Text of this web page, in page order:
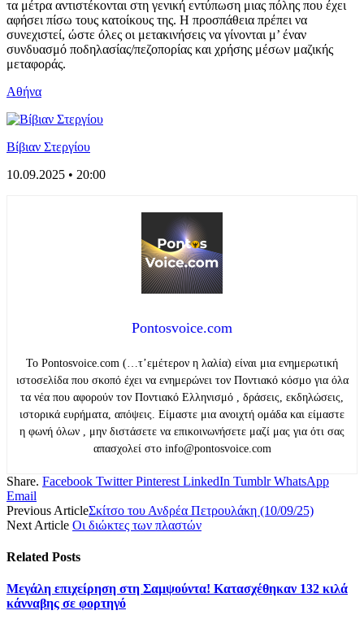
τα μέτρα αντιστέκονται στη γενική εντύπωση μιας πόλης που έχει
αφήσει πίσω τους κατοίκους της. Η προσπάθεια πρέπει να
συνεχιστεί, ώστε όλες οι μετακινήσεις να γίνονται μ’ έναν
συνδυασμό ποδηλασίας/πεζοπορίας και χρήσης μέσων μαζικής
μεταφοράς.
Αθήνα
Βίβιαν Στεργίου
10.09.2025 • 20:00
Pontosvoice.com
Το Pontosvoice.com (…τ’εμέτερον η λαλία) είναι μια ενημερωτική
ιστοσελίδα που σκοπό έχει να ενημερώνει τον Ποντιακό κόσμο για όλα
τα νέα που αφορούν τον Ποντιακό Ελληνισμό , δράσεις, εκδηλώσεις,
ιστορικά ευρήματα, απόψεις. Είμαστε μια ανοιχτή ομάδα και είμαστε
η φωνή όλων , μην διστάσετε να επικοινωνήσετε μαζί μας για ότι σας
απασχολεί στο info@pontosvoice.com
Share. Facebook Twitter Pinterest LinkedIn Tumblr WhatsApp
Email
Previous ArticleΣκίτσο του Ανδρέα Πετρουλάκη (10/09/25)
Next Article Οι διώκτες των πλαστών
Related Posts
Μεγάλη επιχείρηση στη Σαμψούντα! Κατασχέθηκαν 132 κιλά
κάνναβης σε φορτηγό